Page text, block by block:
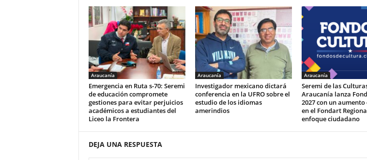
Araucanía
Emergencia en Ruta s-70: Seremi
de educación compromete
gestiones para evitar perjuicios
académicos a estudiantes del
Liceo la Frontera
Araucanía
Investigador mexicano dictará
conferencia en la UFRO sobre el
estudio de los idiomas
amerindios
Araucanía
Seremi de las
Araucanía lanza
2027 con un aumento
en el Fondart
enfoque ciudadano
DEJA UNA RESPUESTA